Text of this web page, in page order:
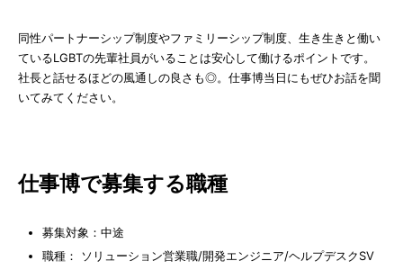
同性パートナーシップ制度やファミリーシップ制度、生き生きと働い
ているLGBTの先輩社員がいることは安心して働けるポイントです。
社長と話せるほどの風通しの良さも◎。仕事博当日にもぜひお話を聞
いてみてください。
仕事博で募集する職種
募集対象：中途
職種： ソリューション営業職/開発エンジニア/ヘルプデスクSV